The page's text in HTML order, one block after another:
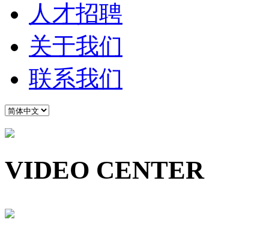
人才招聘
关于我们
联系我们
VIDEO CENTER